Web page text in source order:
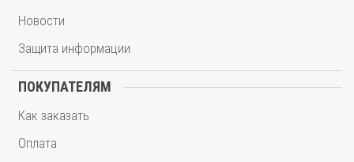
Новости
Защита информации
ПОКУПАТЕЛЯМ
Как заказать
Оплата